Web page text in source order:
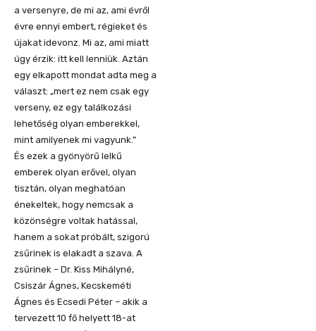
a versenyre, de mi az, ami évről
évre ennyi embert, régieket és
újakat idevonz. Mi az, ami miatt
úgy érzik: itt kell lenniük. Aztán
egy elkapott mondat adta meg a
választ: „mert ez nem csak egy
verseny, ez egy találkozási
lehetőség olyan emberekkel,
mint amilyenek mi vagyunk.”
És ezek a gyönyörű lelkű
emberek olyan erővel, olyan
tisztán, olyan meghatóan
énekeltek, hogy nemcsak a
közönségre voltak hatással,
hanem a sokat próbált, szigorú
zsűrinek is elakadt a szava. A
zsűrinek – Dr. Kiss Mihályné,
Csiszár Ágnes, Kecskeméti
Ágnes és Ecsedi Péter – akik a
tervezett 10 fő helyett 18-at